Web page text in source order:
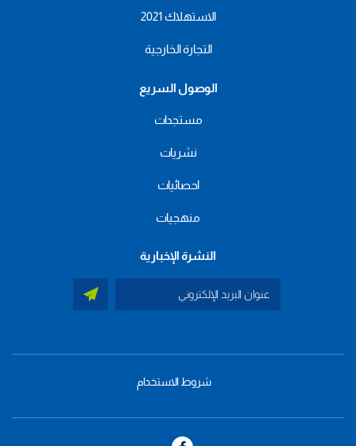
الاستهلاك 2021
التجارة الخارجية
الوصول السريع
مستجدات
نشريات
احصائيات
منهجيات
النشرة الإخبارية
footer
شروط الاستخدام